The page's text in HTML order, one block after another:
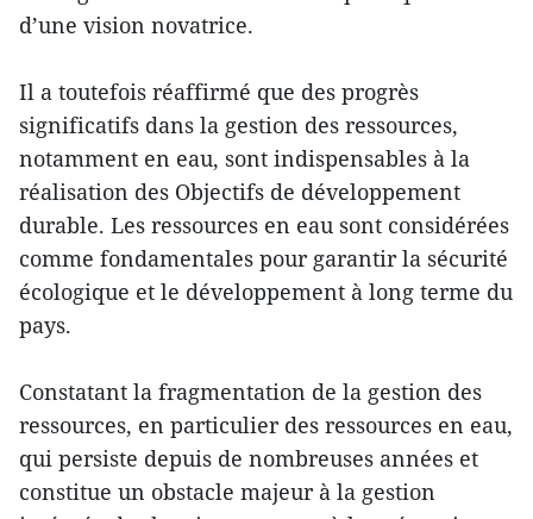
d’une vision novatrice.
Il a toutefois réaffirmé que des progrès
significatifs dans la gestion des ressources,
notamment en eau, sont indispensables à la
réalisation des Objectifs de développement
durable. Les ressources en eau sont considérées
comme fondamentales pour garantir la sécurité
écologique et le développement à long terme du
pays.
Constatant la fragmentation de la gestion des
ressources, en particulier des ressources en eau,
qui persiste depuis de nombreuses années et
constitue un obstacle majeur à la gestion